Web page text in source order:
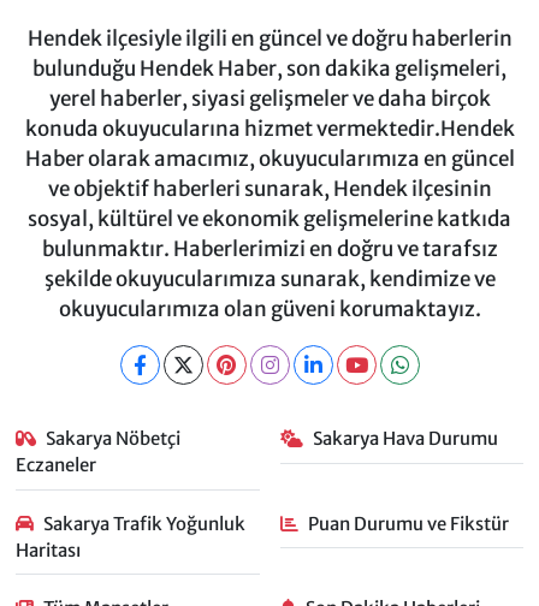
Hendek ilçesiyle ilgili en güncel ve doğru haberlerin
bulunduğu Hendek Haber, son dakika gelişmeleri,
yerel haberler, siyasi gelişmeler ve daha birçok
konuda okuyucularına hizmet vermektedir.Hendek
Haber olarak amacımız, okuyucularımıza en güncel
ve objektif haberleri sunarak, Hendek ilçesinin
sosyal, kültürel ve ekonomik gelişmelerine katkıda
bulunmaktır. Haberlerimizi en doğru ve tarafsız
şekilde okuyucularımıza sunarak, kendimize ve
okuyucularımıza olan güveni korumaktayız.
Sakarya Nöbetçi
Eczaneler
Sakarya Hava Durumu
Sakarya Trafik Yoğunluk
Haritası
Puan Durumu ve Fikstür